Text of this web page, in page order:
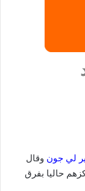
لي جون وقال
حاليا بفرق